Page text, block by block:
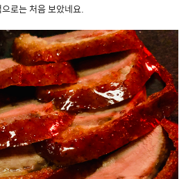
으로는 처음 보았네요.